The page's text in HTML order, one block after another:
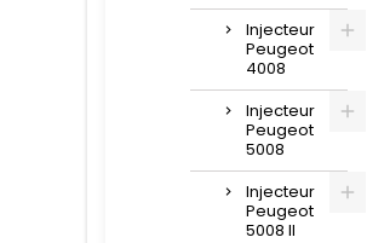
Injecteur
Peugeot
4008
Injecteur
Peugeot
5008
Injecteur
Peugeot
5008 II